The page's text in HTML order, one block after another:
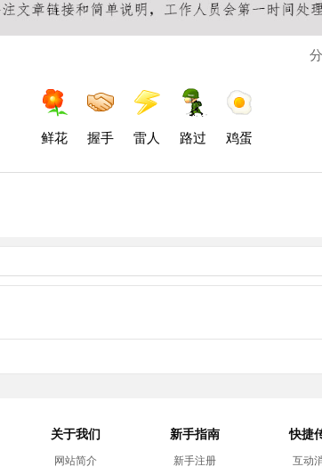
鲜花 握手 雷人 路过 鸡蛋
关于我们
网站简介
新手指南
新手注册
快捷
互动